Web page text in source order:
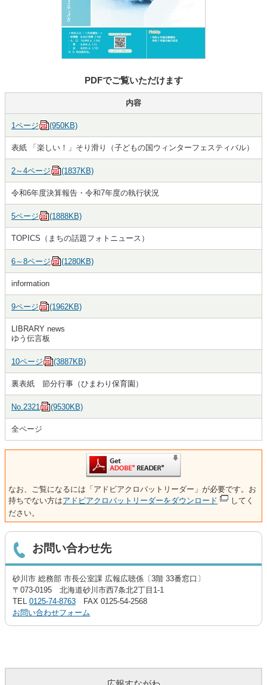
PDFでご覧いただけます
内容
1ページ (950KB)
表紙 「楽しい！」そり滑り（子どもの国ウィンターフェスティバル）
2～4ページ (1837KB)
令和6年度決算報告・令和7年度の執行状況
5ページ (1888KB)
TOPICS（まちの話題フォトニュース）
6～8ページ (1280KB)
information
9ページ (1962KB)
LIBRARY news
ゆう伝言板
10ページ (3887KB)
裏表紙 節分行事（ひまわり保育園）
No.2321 (9530KB)
全ページ
なお、ご覧になるには「アドビアクロバットリーダー」が必要です。お
持ちでない方はアドビアクロバットリーダーをダウンロード
してく
ださい。
お問い合わせ先
砂川市 総務部 市長公室課 広報広聴係〔3階 33番窓口〕
〒073-0195 北海道砂川市西7条北2丁目1-1
TEL 0125-74-8763 FAX 0125-54-2568
お問い合わせフォーム